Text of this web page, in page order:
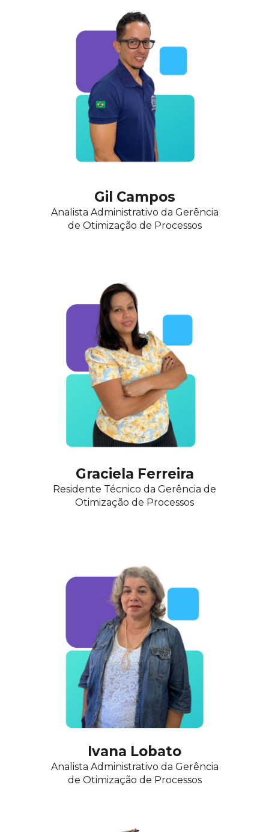
Gil Campos
Analista Administrativo da Gerência
de Otimização de Processos
Graciela Ferreira
Residente Técnico da Gerência de
Otimização de Processos
Ivana Lobato
Analista Administrativo da Gerência
de Otimização de Processos